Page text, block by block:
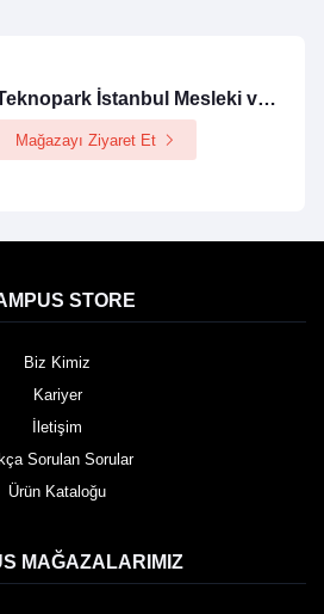
Teknopark İstanbul Mesleki ve Teknik Anadolu Lisesi Logolu Ürünler Mağazası
Mağazayı Ziyaret Et
STORE
Biz Kimiz
Kariyer
İletişim
Sorulan Sorular
Ürün Kataloğu
MAĞAZALARIMIZ